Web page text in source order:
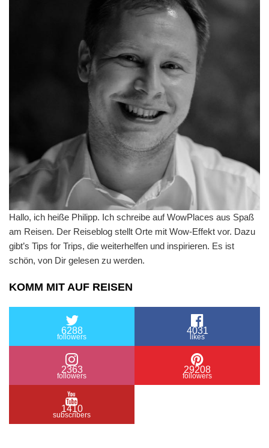
Hallo, ich heiße Philipp. Ich schreibe auf WowPlaces aus Spaß
am Reisen. Der Reiseblog stellt Orte mit Wow-Effekt vor. Dazu
gibt’s Tips for Trips, die weiterhelfen und inspirieren. Es ist
schön, von Dir gelesen zu werden.
KOMM MIT AUF REISEN
6288
followers
4031
likes
2363
followers
29208
followers
1410
subscribers